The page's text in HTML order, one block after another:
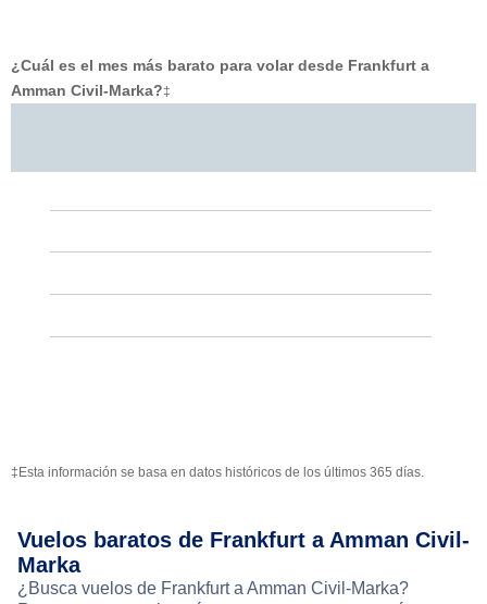
¿Cuál es el mes más barato para volar desde Frankfurt a
Amman Civil-Marka?‡
‡Esta información se basa en datos históricos de los últimos 365 días.
Vuelos baratos de Frankfurt a Amman Civil-
Marka
¿Busca vuelos de Frankfurt a Amman Civil-Marka?